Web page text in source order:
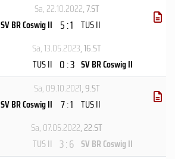
Sa, 22.10.2022, 7.ST
SV BR Coswig II 5 : 1 TUS II
Sa, 13.05.2023, 16.ST
TUS II 0 : 3 SV BR Coswig II
Sa, 09.10.2021, 9.ST
SV BR Coswig II 7 : 1 TUS II
Sa, 07.05.2022, 22.ST
TUS II 3 : 6 SV BR Coswig II